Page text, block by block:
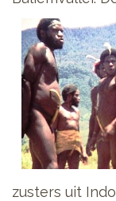
zusters uit